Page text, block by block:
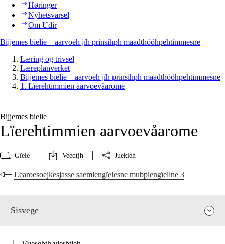
Høringer
Nyhetsvarsel
Om Udir
Bijjemes bielie – aarvoeh jïh prinsihph maadthööhpehtimmesne
Læring og trivsel
Læreplanverket
Bijjemes bielie – aarvoeh jïh prinsihph maadthööhpehtimmesne
1. Lïerehtimmien aarvoevåarome
Bijjemes bielie
Lïerehtimmien aarvoevåarome
Gïele Veedtjh Juekieh
Learoesoejkesjasse saemiengïelesne mubpiengïeline 3
Sisvege